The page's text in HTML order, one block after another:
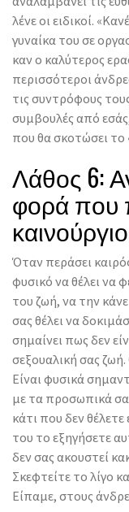
λένε οι ειδικοί.
γυναίκα του σε
καν ο καλύτερος
περισσότεροι
τις συντρόφους
συμβουλές από
που θα σκοτώσει το
Λάθος 6:
φορά που
καινούργιο
Όταν περάσει
φυσικό να θέλει να
του ζωή, να την
σας θέλει να
σημαίνει πως δεν
σεξουαλική σας
Είναι φυσικά
με τα προσωπικά
κάτι που δεν θέλετε
του το εξηγήσετε
δεν σας ακουστεί
Σκεφτείτε το λίγο
Είπαμε, στους